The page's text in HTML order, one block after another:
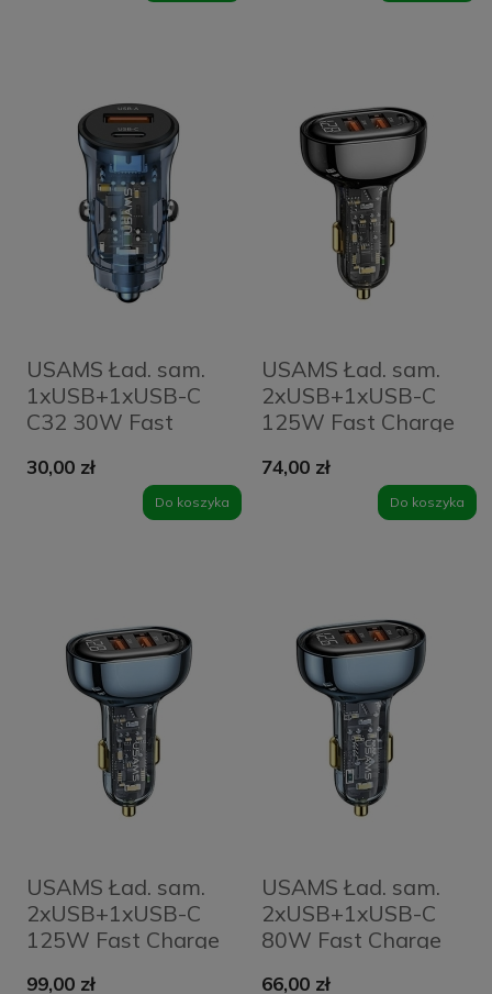
USAMS Ład. sam.
1xUSB+1xUSB-C
C32 30W Fast
niebieski/blue
CC164CC02 (US-
30,00 zł
Do koszyka
USAMS Ład. sam.
2xUSB+1xUSB-C
125W Fast Charge
CC158CC01 (US-
74,00 zł
Do koszyka
USAMS Ład. sam.
2xUSB+1xUSB-C
125W Fast Charge
99,00 zł
USAMS Ład. sam.
2xUSB+1xUSB-C
80W Fast Charge
66,00 zł